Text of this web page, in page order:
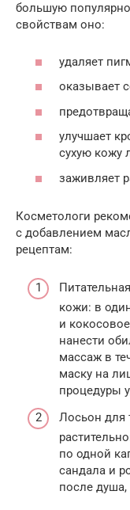
большую
свойствам оно:
удаляет
оказывает
улучшает
сухую кожу
заживляет
Косметологи
с добавлением
рецептам:
кожи: в
и
нанести
массаж в
маску на
процедуры
Лосьон для
по одной
сандала и
после